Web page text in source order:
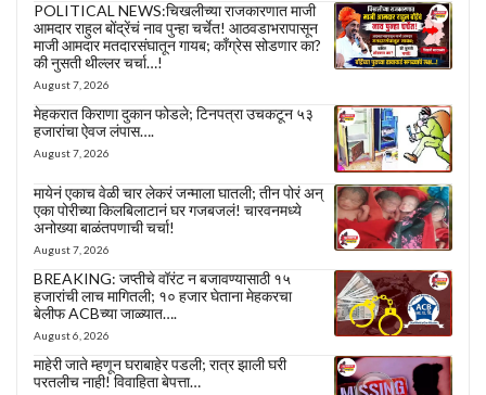
POLITICAL NEWS:चिखलीच्या राजकारणात माजी
आमदार राहुल बोंद्रेंचं नाव पुन्हा चर्चेत! आठवडाभरापासून
माजी आमदार मतदारसंघातून गायब; काँग्रेस सोडणार का?
की नुसती थील्लर चर्चा…!
August 7, 2026
मेहकरात किराणा दुकान फोडले; टिनपत्रा उचकटून ५३
हजारांचा ऐवज लंपास….
August 7, 2026
मायेनं एकाच वेळी चार लेकरं जन्माला घातली; तीन पोरं अन्
एका पोरीच्या किलबिलाटानं घर गजबजलं! चारवनमध्ये
अनोख्या बाळंतपणाची चर्चा!
August 7, 2026
BREAKING: जप्तीचे वॉरंट न बजावण्यासाठी १५
हजारांची लाच मागितली; १० हजार घेताना मेहकरचा
बेलीफ ACBच्या जाळ्यात….
August 6, 2026
माहेरी जाते म्हणून घराबाहेर पडली; रात्र झाली घरी
परतलीच नाही! विवाहिता बेपत्ता…